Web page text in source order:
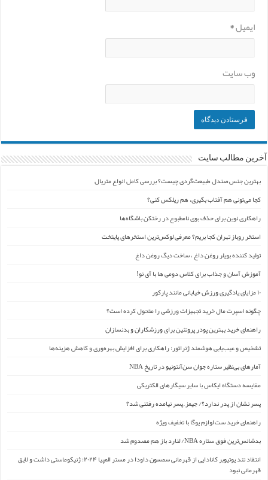
ایمیل*
وب‌ سایت
آخرین مطالب سایت
بهترین جنس صندل طبیعت‌گردی چیست؟ بررسی کامل انواع متریال
کجا می‌تونی هم آفتاب بگیری، هم ریلکس کنی؟
راهکاری نوین برای حذف بوی نامطبوع در رختکن باشگاه‌ها
استخر روباز تهران کجا بریم؟ معرفی لوکس‌ترین استخرهای پایتخت
تولید کننده بویلر روغن داغ ، ساخت دیگ روغن داغ
آموزش آسان و جذاب برای کلاس دومی ها با آی نو!
۱۰ مزایای یادگیری ورزش خیابانی مانند پارکور
چگونه اسپرت مال خرید تجهیزات ورزشی را متحول کرده است؟
راهنمای خرید بهترین پودر پروتئین برای ورزشکاران و بدنسازان
تشخیص و عیب‌یابی هوشمند ژنراتور: راهکاری برای افزایش بهره‌وری و کاهش هزینه‌ها
آمارهای بی‌نظیر ستاره جوان سن‌آنتونیو در تاریخ NBA
مقایسه دستگاه ایکاس با سایر سیگارهای الکتریکی
پسر نشان از پدر ندارد؟/ جیمز ِ پسر نیامده رفتنی شد؟
راهنمای خرید ست لوازم یوگا با تخفیف ویژه
بدشانس‌ترین فوق ستاره NBA/ لنارد باز هم مصدوم شد
انتقاد تند یوتیوبر کانادایی از قهرمانی سمسون داودا در مستر المپیا ۲۰۲۴: ژنیکوماستی داشت و لایق
قهرمانی نبود